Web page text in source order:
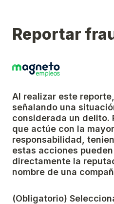
Reportar
Al realizar este
señalando una
considerada un delito.
que actúe con la
responsabilidad,
estas acciones
directamente la
nombre de una
(Obligatorio)